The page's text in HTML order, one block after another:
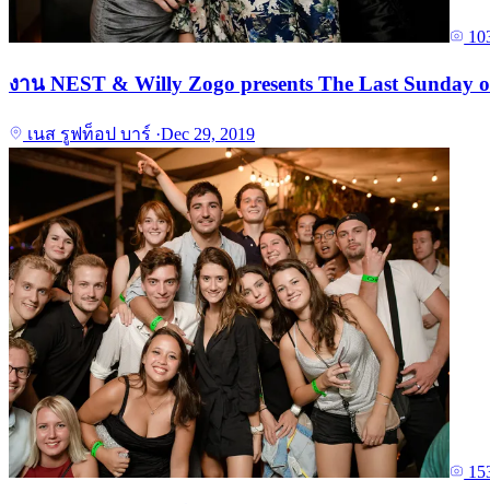
งาน NEST & Willy Zogo presents The Last Sunday
เนส รูฟท็อป บาร์ ·Dec 29, 2019